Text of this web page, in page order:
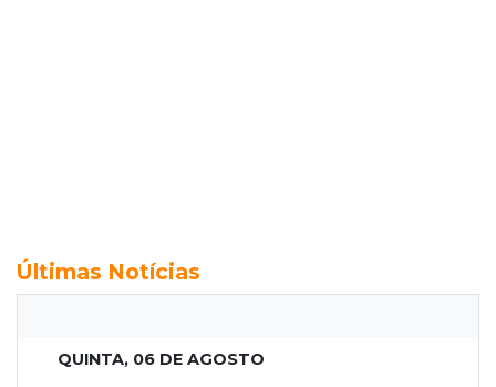
Últimas Notícias
QUINTA, 06 DE AGOSTO